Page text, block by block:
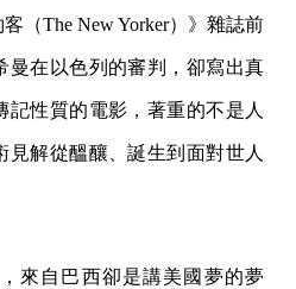
（The New Yorker）》雜誌前
曼在以色列的審判，卻寫出真
記性質的電影，著重的不是人
解從醞釀、誕生到面對世人
來自巴西卻是講美國夢的夢